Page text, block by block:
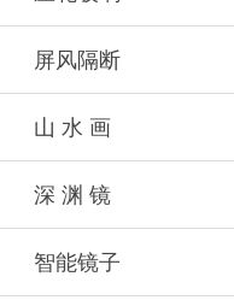
屏风隔断
山 水 画
深 渊 镜
智能镜子